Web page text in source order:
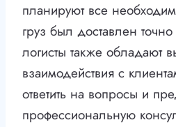
планируют все
груз был доставлен
логисты также обладают
взаимодействия с
ответить на вопросы и
профессиональную